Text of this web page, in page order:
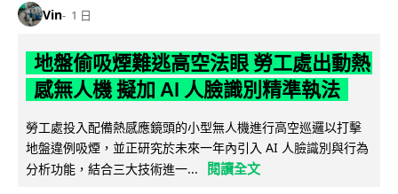
Vin 1 日
地盤偷吸煙難逃高空法眼 勞工處出動熱
感無人機 擬加 AI 人臉識別精準執法
勞工處投入配備熱感應鏡頭的小型無人機進行高空巡邏以打擊
地盤違例吸煙，並正研究於未來一年內引入 AI 人臉識別與行為
分析功能，結合三大技術進一...
閱讀全文